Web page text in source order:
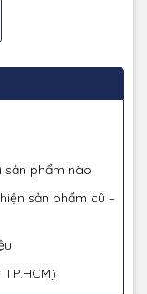
sản phẩm nào
sản phẩm cũ –